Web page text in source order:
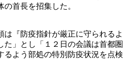
首長を招集した。
は『防疫指針が厳正に守られるよ
た」とし「１２日の会議は首都圏
るよう部処の特別防疫状況を点検